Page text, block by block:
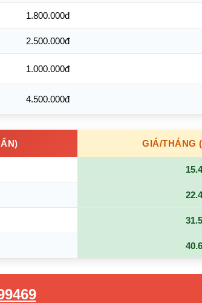
1.800.000đ
2.500.000đ
1.000.000đ
4.500.000đ
GIÁ/THÁNG